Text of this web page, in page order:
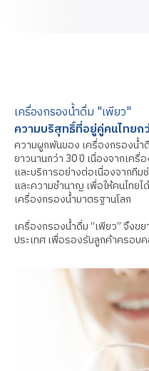
เครื่องกรองน้ำดื่ม "เพียว"
ความบริสุทธิ์ที่อยู่คู่คนไทยก
ความผูกพันของ เครื่องกรองน้ำ
ยาวนานกว่า 30 ปี เนื่องจากเค
และบริการอย่าง​ต่อเนื่องจากที
และความชำนาญ เพื่อให้คนไทย
เครื่องกรองน้ำมาตรฐานโลก
เครื่องกรองน้ำดื่ม “เพียว” จึงข
ประเทศ เพื่อรองรับลูกค้าครอบ